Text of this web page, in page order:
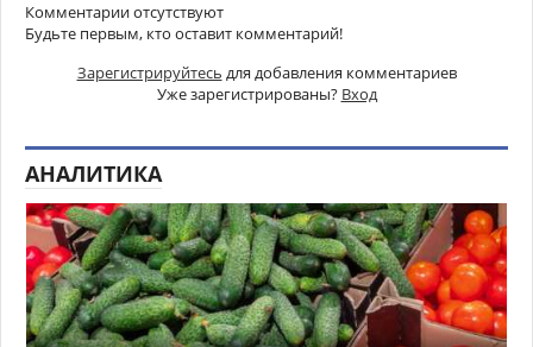
Комментарии отсутствуют
Будьте первым, кто оставит комментарий!
Зарегистрируйтесь для добавления комментариев
Уже зарегистрированы? Вход
АНАЛИТИКА